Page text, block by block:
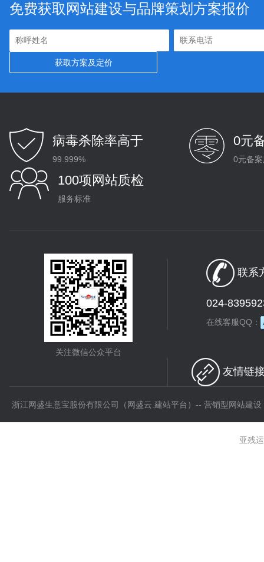
免费获取网站建设与品牌策划方案报价
病毒杀除率高于
99.999%
0元
0元备
100项网站质检
服务标准
关注微信公众平台
联系
024-
在线客服QQ：
友情链
浙江网盛生意宝股份有限公司（网盛云.建站平台）-- 营销型网站建
亚残